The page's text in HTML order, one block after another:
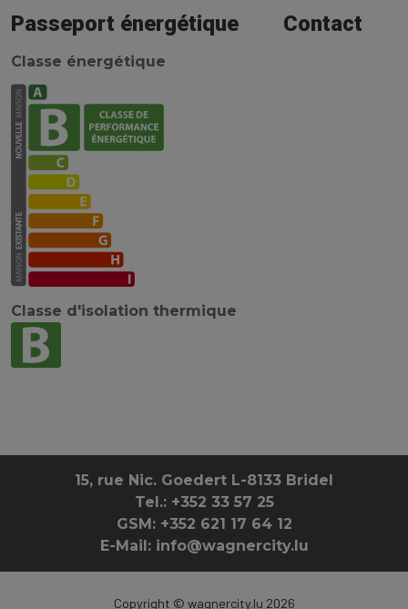
Passeport énergétique Contact
Classe énergétique
Classe d'isolation thermique
15, rue Nic. Goedert L-8133 Bridel
Tel.: +352 33 57 25
GSM: +352 621 17 64 12
E-Mail: info@wagnercity.lu
Copyright © wagnercity.lu 2026